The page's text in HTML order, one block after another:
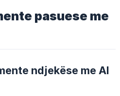
pasuese me
ndjekëse me AI